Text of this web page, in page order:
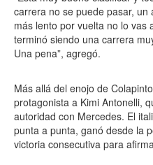
carrera no se puede pasar,
más lento por vuelta no lo vas
terminó siendo una carrera
Una pena”, agregó.
Más allá del enojo de
protagonista a Kimi Antonelli,
autoridad con Mercedes. El
punta a punta, ganó desde la
victoria consecutiva para